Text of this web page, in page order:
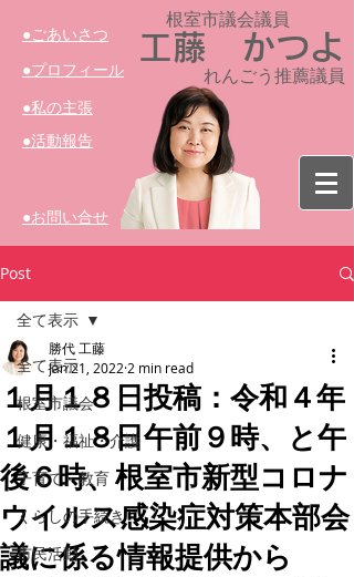
​●ごあいさつ
​●プロフィール
​●活動報告
​●私の主張
​●お問い合せ
工藤 かつよ
根室市議会議員​
れんごう推薦議員
Post
全て表示
根室市議会
健康・福祉・介護
子育て・教育
くらしの手続き
市民活動
全て表示
１月１８日投稿：令和４年
１月１８日午前９時、と午
後６時、根室市新型コロナ
ウイルス感染症対策本部会
議に係る情報提供から
勝代 工藤
Jan 21, 2022 2 min read